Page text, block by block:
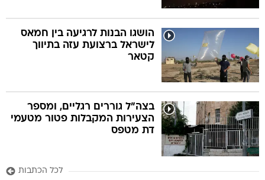
הושגו הבנות לרגיעה בין חמאס
לישראל ברצועת עזה בתיווך
קטאר
בצה"ל גוררים רגליים, ומספר
הצעירות המקבלות פטור מטעמי
דת מטפס
לכל הכתבות